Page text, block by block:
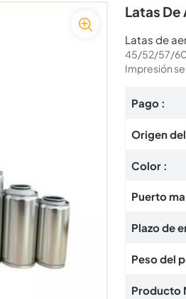
Latas De
Latas de
45/52/57/
Impresión
Pago :
Origen
Color :
Puerto
Plazo de
Peso del
Producto